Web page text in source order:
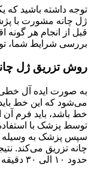
توجه داشته باشید که
ژل چانه مشورت با
قبل از انجام هر گونه
بررسی شرایط شما،
روش تزریق ژل
به صورت ایده آل
می‌شود که این خط
خط باشد، باید فرم آن
توسط پزشک با
سپس پزشک به وسیله
چانه تزریق می‌کند.
حدود ۱۰ الی ۳۰ دقیقه زمان می‌برد.